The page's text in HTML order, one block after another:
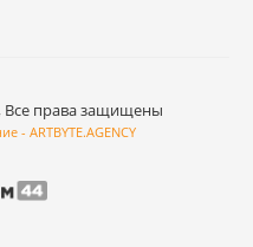
Все права защищены
- ARTBYTE.AGENCY